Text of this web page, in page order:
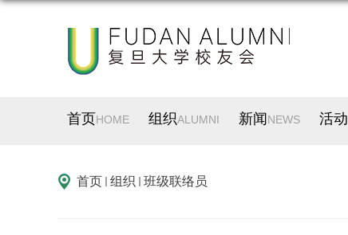
首页HOME 组织ALUMNI 新闻 NEWS 活动
首页 组织 班级联络员